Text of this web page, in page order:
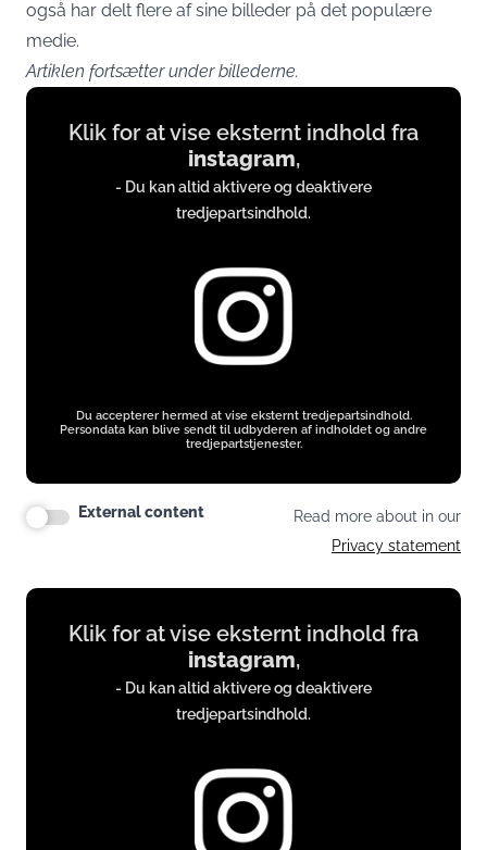
også har delt flere af sine billeder på det populære
medie.
Artiklen fortsætter under billederne.
Display
content
instagram.com
Klik for at vise eksternt indhold fra
instagram,
- Du kan altid aktivere og deaktivere
tredjepartsindhold.
Du accepterer hermed at vise eksternt tredjepartsindhold.
Persondata kan blive sendt til udbyderen af indholdet og andre
tredjepartstjenester.
External content
Read more about in our
Privacy statement
Display
content
instagram.com
Klik for at vise eksternt indhold fra
instagram,
- Du kan altid aktivere og deaktivere
tredjepartsindhold.